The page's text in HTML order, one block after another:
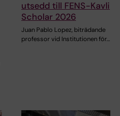
utsedd till FENS-Kavli
Scholar 2026
Juan Pablo Lopez, biträdande
professor vid Institutionen för…